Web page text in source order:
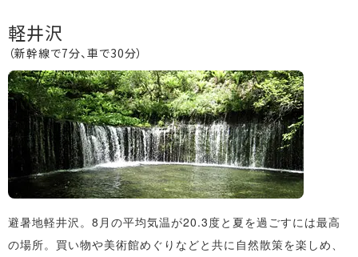
軽井沢
（新幹線で7分、車で30分）
避暑地軽井沢。8月の平均気温が20.3度と夏を過ごすには最高
の場所。買い物や美術館めぐりなどと共に自然散策を楽しめ、